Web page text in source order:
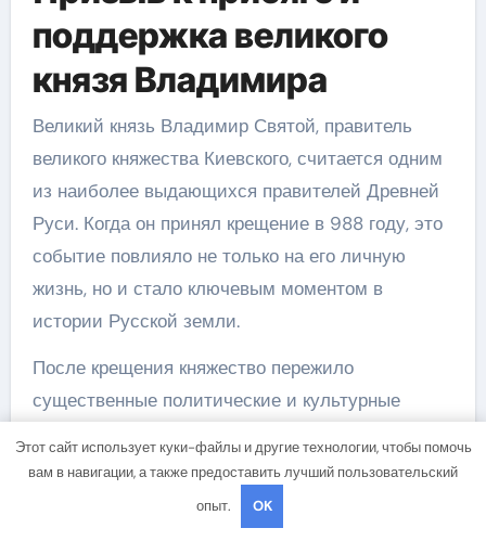
поддержка великого
князя Владимира
Великий князь Владимир Святой, правитель
великого княжества Киевского, считается одним
из наиболее выдающихся правителей Древней
Руси. Когда он принял крещение в 988 году, это
событие повлияло не только на его личную
жизнь, но и стало ключевым моментом в
истории Русской земли.
После крещения княжество пережило
существенные политические и культурные
государстве, провел реформы, укрепил веру и
создал мощные монастыри и церкви. Он
посвятил свою жизнь религии и заботе о
Этот сайт использует куки-файлы и другие технологии, чтобы помочь
вам в навигации, а также предоставить лучший пользовательский
опыт.
OK